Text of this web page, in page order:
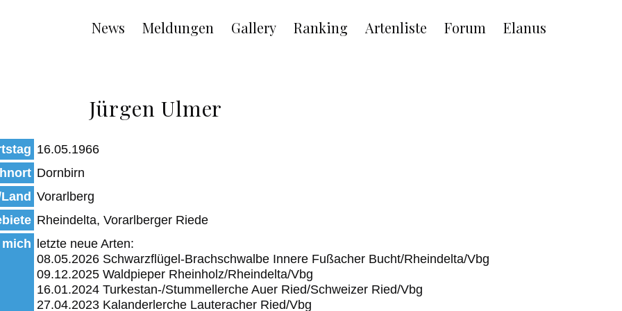
Main
navigation
News Meldungen Gallery Ranking Artenliste Forum Elanus
Jürgen Ulmer
16.05.1966
Dornbirn
Vorarlberg
Rheindelta, Vorarlberger Riede
mich letzte neue Arten:
08.05.2026 Schwarzflügel-Brachschwalbe Innere Fußacher Bucht/Rheindelta/Vbg
09.12.2025 Waldpieper Rheinholz/Rheindelta/Vbg
16.01.2024 Turkestan-/Stummellerche Auer Ried/Schweizer Ried/Vbg
27.04.2023 Kalanderlerche Lauteracher Ried/Vbg